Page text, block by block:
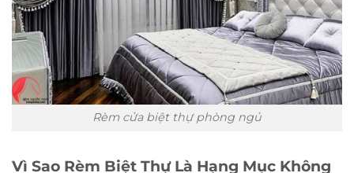
Rèm cửa biệt thự phòng ngủ
Vì Sao Rèm Biệt Thự Là Hạng Mục Không